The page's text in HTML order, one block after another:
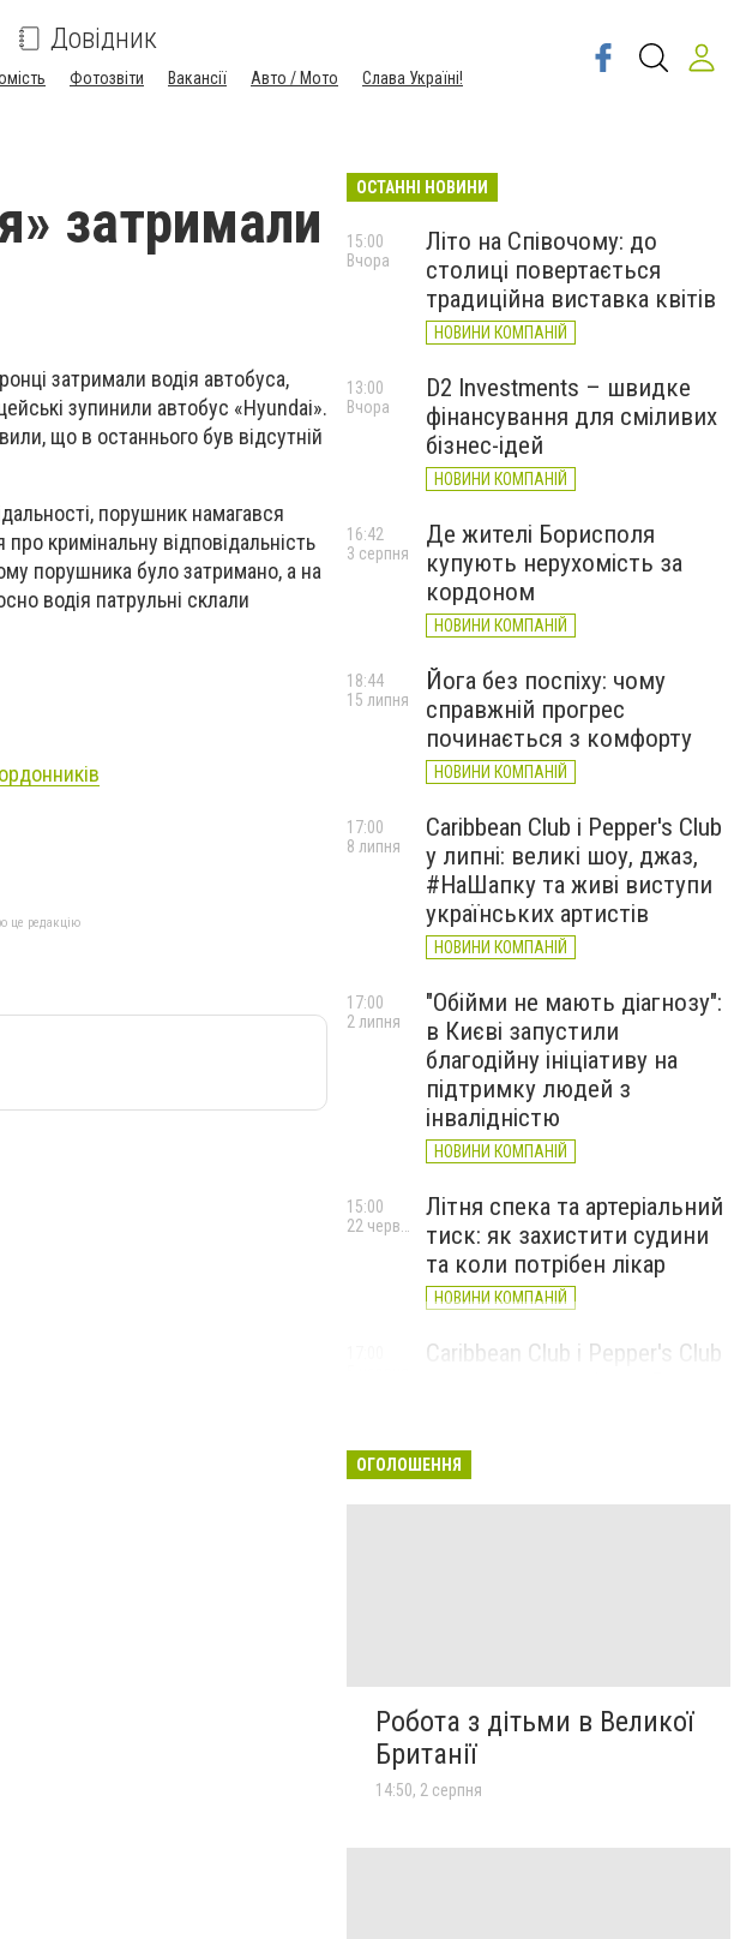
Довідник
Фотозвіти Вакансії Авто / Мото Слава Україні!
затримали
затримали водія автобуса,
зупинили автобус «Hyundai».
що в останнього був відсутній
порушник намагався
кримінальну відповідальність
порушника було затримано, а на
водія патрульні склали
це редакцію
ОСТАННІ НОВИНИ
Літо на Співочому: до
столиці повертається
традиційна виставка квітів
НОВИНИ КОМПАНІЙ
15:00
Вчора
D2 Investments – швидке
фінансування для сміливих
бізнес-ідей
НОВИНИ КОМПАНІЙ
13:00
Вчора
Де жителі Борисполя
купують нерухомість за
кордоном
НОВИНИ КОМПАНІЙ
16:42
3 серпня
Йога без поспіху: чому
справжній прогрес
починається з комфорту
НОВИНИ КОМПАНІЙ
18:44
15 липня
Caribbean Club і Pepper's Club
у липні: великі шоу, джаз,
#НаШапку та живі виступи
українських артистів
НОВИНИ КОМПАНІЙ
17:00
8 липня
"Обійми не мають діагнозу":
в Києві запустили
благодійну ініціативу на
підтримку людей з
інвалідністю
НОВИНИ КОМПАНІЙ
17:00
2 липня
Літня спека та артеріальний
тиск: як захистити судини
та коли потрібен лікар
НОВИНИ КОМПАНІЙ
15:00
Caribbean Club і Pepper's Club
НОВИНИ КОМПАНІЙ
ОГОЛОШЕННЯ
Робота з дітьми в Великої
Британії
14:50, 2 серпня